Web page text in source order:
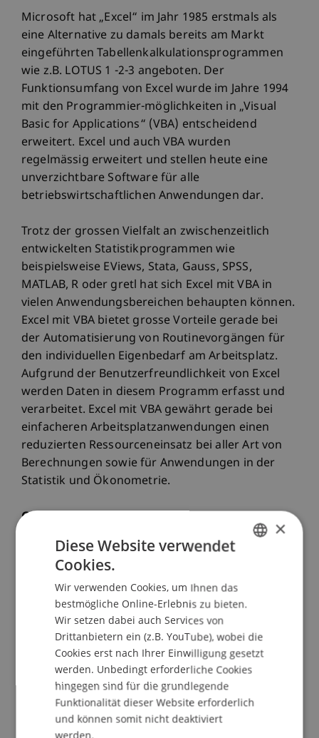
Microsoft hat „Excel“ im Jahr 1985 erstmals als
eine Alternative zu damals bereits am Markt
eingeführten Tabellenkalkulationsprogrammen
wie z.B. LOTUS 1 -2-3 angeboten. Der
Funktionsumfang von Excel wurde im Jahre 1994
mit den Programmier-möglichkeiten in „Visual
Basic for Applications“ (VBA) entscheidend
erweitert. Excel und auch VBA wurden
regelmässig erweitert und stellen heute eine
unverzichtbare Software für alle
betriebswirtschaftlichen Anwendungen dar.
Trotz der grossen Vielfalt an zwischenzeitlich
entwickelten Statistikprogrammen wie
beispielsweise EViews, Stata, Gauss, SPSS,
MATLAB, R oder gretl hat sich Excel mit VBA in
vielen Anwendungsbereichen behaupten können.
Excel mit VBA bietet grosse Vorteile gerade bei
der Automatisierung von Routinevorgängen für
den individuellen Eigenbedarf am Arbeitsplatz.
Aufgrund der Benutzerfreundlichkeit von Excel
werden Daten in diesem Programm erfasst und
verarbeitet. Excel mit VBA gewährt gerade bei
einfacheren Arbeitsplatzanwendungen einen
reduzierten Ressourceneinsatz bei aller Art von
Berechnungen sowie für Anwendungen in der
Statistik und Ökonometrie.
Grundsätzlicher Aufbau des Kurses
Die Zielsetzung dieses Kursangebotes besteht in
einer sehr praxisorientierten Vermittlung der
Programmiersprache VBA im
Tabellenkalkulationsprogramm Excel. Deshalb
werden zu Beginn die Grundlagen wie
beispielsweise die Definition von Variablen,
Schleifen und der Entwurf von
Nachrichtenfenstern besprochen und eingeübt.
Ausserdem wird auf die intuitive Nutzung und
Herleitung von VBA-Befehlen geachtet.
×
Diese Website verwendet
Cookies.
Wir verwenden Cookies, um Ihnen das
bestmögliche Online-Erlebnis zu bieten.
Wir setzen dabei auch Services von
Drittanbietern ein (z.B. YouTube), wobei die
Cookies erst nach Ihrer Einwilligung gesetzt
werden. Unbedingt erforderliche Cookies
hingegen sind für die grundlegende
Funktionalität dieser Website erforderlich
und können somit nicht deaktiviert
werden.